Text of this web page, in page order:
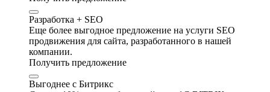
Разработка + SEO
Еще более выгодное предложение на услуги SEO
продвижения для сайта, разработанного в нашей
компании.
Получить предложение
Выгоднее с Битрикс